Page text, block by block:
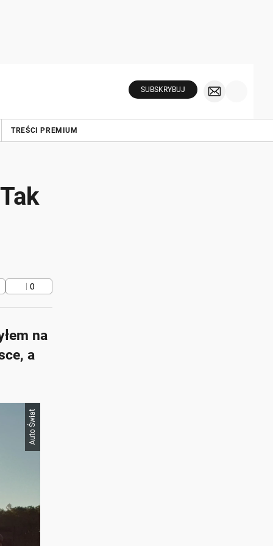
SUBSKRYBUJ
TREŚCI PREMIUM
0
na
a
Auto Świat